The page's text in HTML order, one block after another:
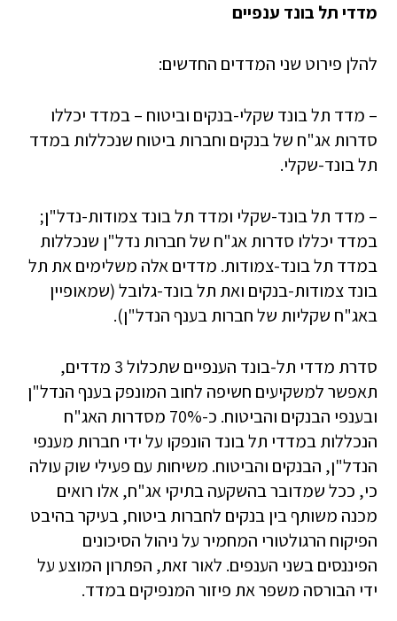
מדדי תל בונד ענפיים
להלן פירוט שני המדדים החדשים:
– מדד תל בונד שקלי-בנקים וביטוח – במדד יכללו
סדרות אג"ח של בנקים וחברות ביטוח שנכללות במדד
תל בונד-שקלי.
– מדד תל בונד-שקלי ומדד תל בונד צמודות-נדל"ן;
במדד יכללו סדרות אג"ח של חברות נדל"ן שנכללות
במדד תל בונד-צמודות. מדדים אלה משלימים את תל
בונד צמודות-בנקים ואת תל בונד-גלובל (שמאופיין
באג"ח שקליות של חברות בענף הנדל"ן).
סדרת מדדי תל-בונד הענפיים שתכלול 3 מדדים,
תאפשר למשקיעים חשיפה לחוב המונפק בענף הנדל"ן
ובענפי הבנקים והביטוח. כ-70% מסדרות האג"ח
הנכללות במדדי תל בונד הונפקו על ידי חברות מענפי
הנדל"ן, הבנקים והביטוח. משיחות עם פעילי שוק עולה
כי, ככל שמדובר בהשקעה בתיקי אג"ח, אלו רואים
מכנה משותף בין בנקים לחברות ביטוח, בעיקר בהיבט
הפיקוח הרגולטורי המחמיר על ניהול הסיכונים
הפיננסים בשני הענפים. לאור זאת, הפתרון המוצע על
ידי הבורסה משפר את פיזור המנפיקים במדד.